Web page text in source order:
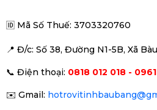
🆔 Mã Số Thuế: 3703320760
📍 Đ/c: Số 38, Đường N1-5B, Xã
📞 Điện thoại: 0818 012 018 -
✉️ Gmail: